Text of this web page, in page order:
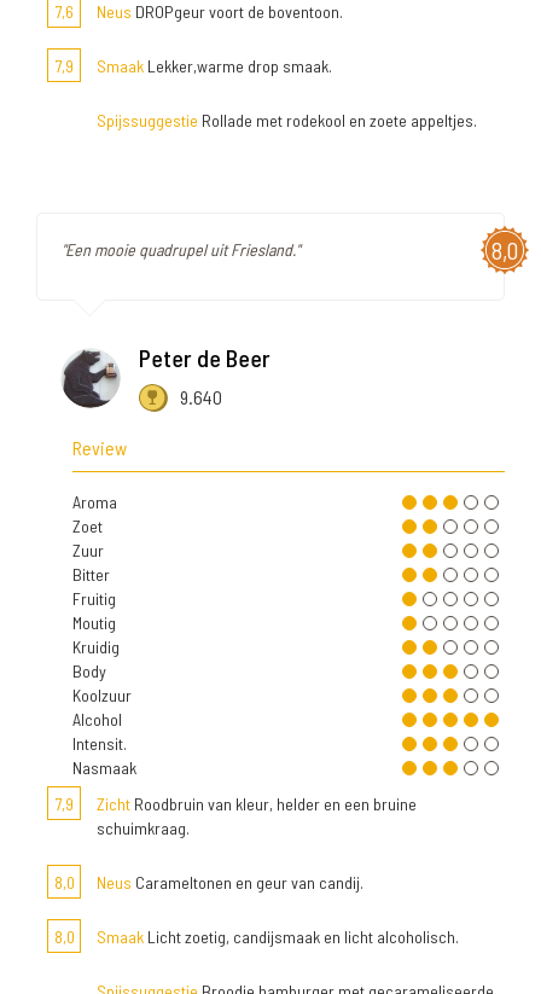
7,6 Neus DROPgeur voort de boventoon.
7,9 Smaak Lekker,warme drop smaak.
Spijssuggestie Rollade met rodekool en zoete appeltjes.
8,0
"Een mooie quadrupel uit Friesland."
Peter de Beer
9.640
Review
Aroma
Zoet
Zuur
Bitter
Fruitig
Moutig
Kruidig
Body
Koolzuur
Alcohol
Intensit.
Nasmaak
7,9
Zicht Roodbruin van kleur, helder en een bruine
schuimkraag.
8,0 Neus Carameltonen en geur van candij.
8,0 Smaak Licht zoetig, candijsmaak en licht alcoholisch.